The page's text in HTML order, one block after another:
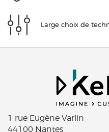
Large choix de
1 rue Eugène Varlin
44100 Nantes